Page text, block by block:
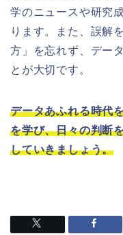
学のニュースや研究
ります。また、誤解
方」を忘れず、デー
とが大切です。
データあふれる時代
を学び、日々の判断
していきましょう。